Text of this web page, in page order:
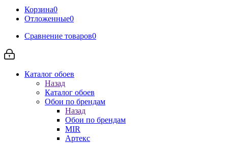
Корзина0
Отложенные0
Сравнение товаров0
Каталог обоев
Назад
Каталог обоев
Обои по брендам
Назад
Обои по брендам
MIR
Артекс